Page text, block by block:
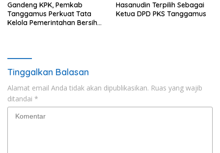
Gandeng KPK, Pemkab
Tanggamus Perkuat Tata
Kelola Pemerintahan Bersih
Hasanudin Terpilih Sebagai
Ketua DPD PKS Tanggamus
Tinggalkan Balasan
Alamat email Anda tidak akan dipublikasikan. Ruas yang wajib
ditandai *